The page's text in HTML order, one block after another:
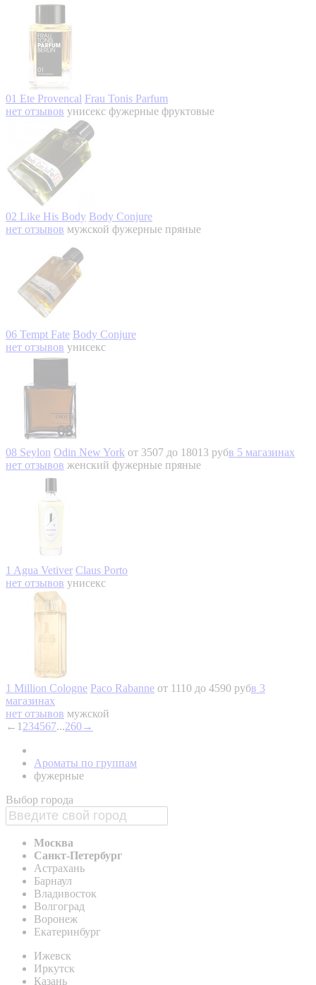
01 Ete Provencal Frau Tonis Parfum
нет отзывов унисекс фужерные фруктовые
02 Like His Body Body Conjure
нет отзывов мужской фужерные пряные
06 Tempt Fate Body Conjure
нет отзывов унисекс
08 Seylon Odin New York от 3507 до 18013 рубв 5 магазинах
нет отзывов женский фужерные пряные
1 Agua Vetiver Claus Porto
нет отзывов унисекс
1 Million Cologne Paco Rabanne от 1110 до 4590 рубв 3
магазинах
нет отзывов мужской
← 1 234567...260→
Ароматы по группам
фужерные
Выбор города
Москва
Санкт-Петербург
Астрахань
Барнаул
Владивосток
Волгоград
Воронеж
Екатеринбург
Ижевск
Иркутск
Казань